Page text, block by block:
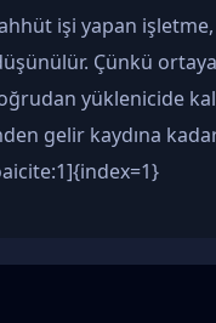
işi yapan
Çünkü ortaya
yüklenicide
gelir kaydına